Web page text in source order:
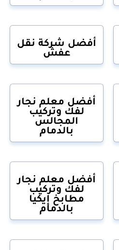
أفضل شركة نقل
عفش
أفضل معلم نجار
لفك وتركيب
المجالس
بالدمام
أفضل معلم نجار
لفك وتركيب
مطابخ إيكيا
بالدمام